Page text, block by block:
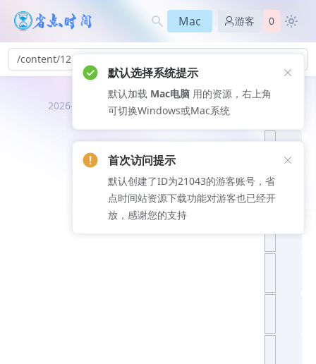
Mac 游客 0
/content/12
2026-08-06
推荐文
默认选择系统提示
默认加载 Mac电脑 用的资源，右上角
可切换Windows或Mac系统
首次访问提示
默认创建了ID为21043的游客账号，省
点时间站资源下载功能对游客也已经开
放，感谢您的支持